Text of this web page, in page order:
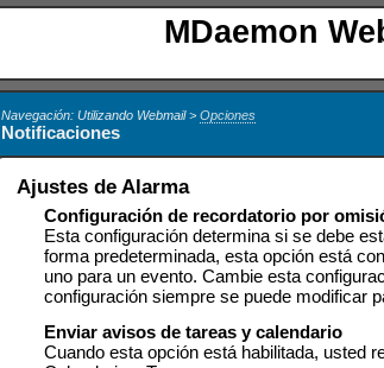
MDaemon
Navegación: Utilizando Webmail >Opciones
Notificaciones
Ajustes de Alarma
Configuración de recordatorio por
Esta configuración determina si se debe
forma predeterminada, esta opción está
uno para un evento. Cambie esta
configuración siempre se puede modificar
Enviar avisos de tareas y calendario
Cuando esta opción está habilitada, usted